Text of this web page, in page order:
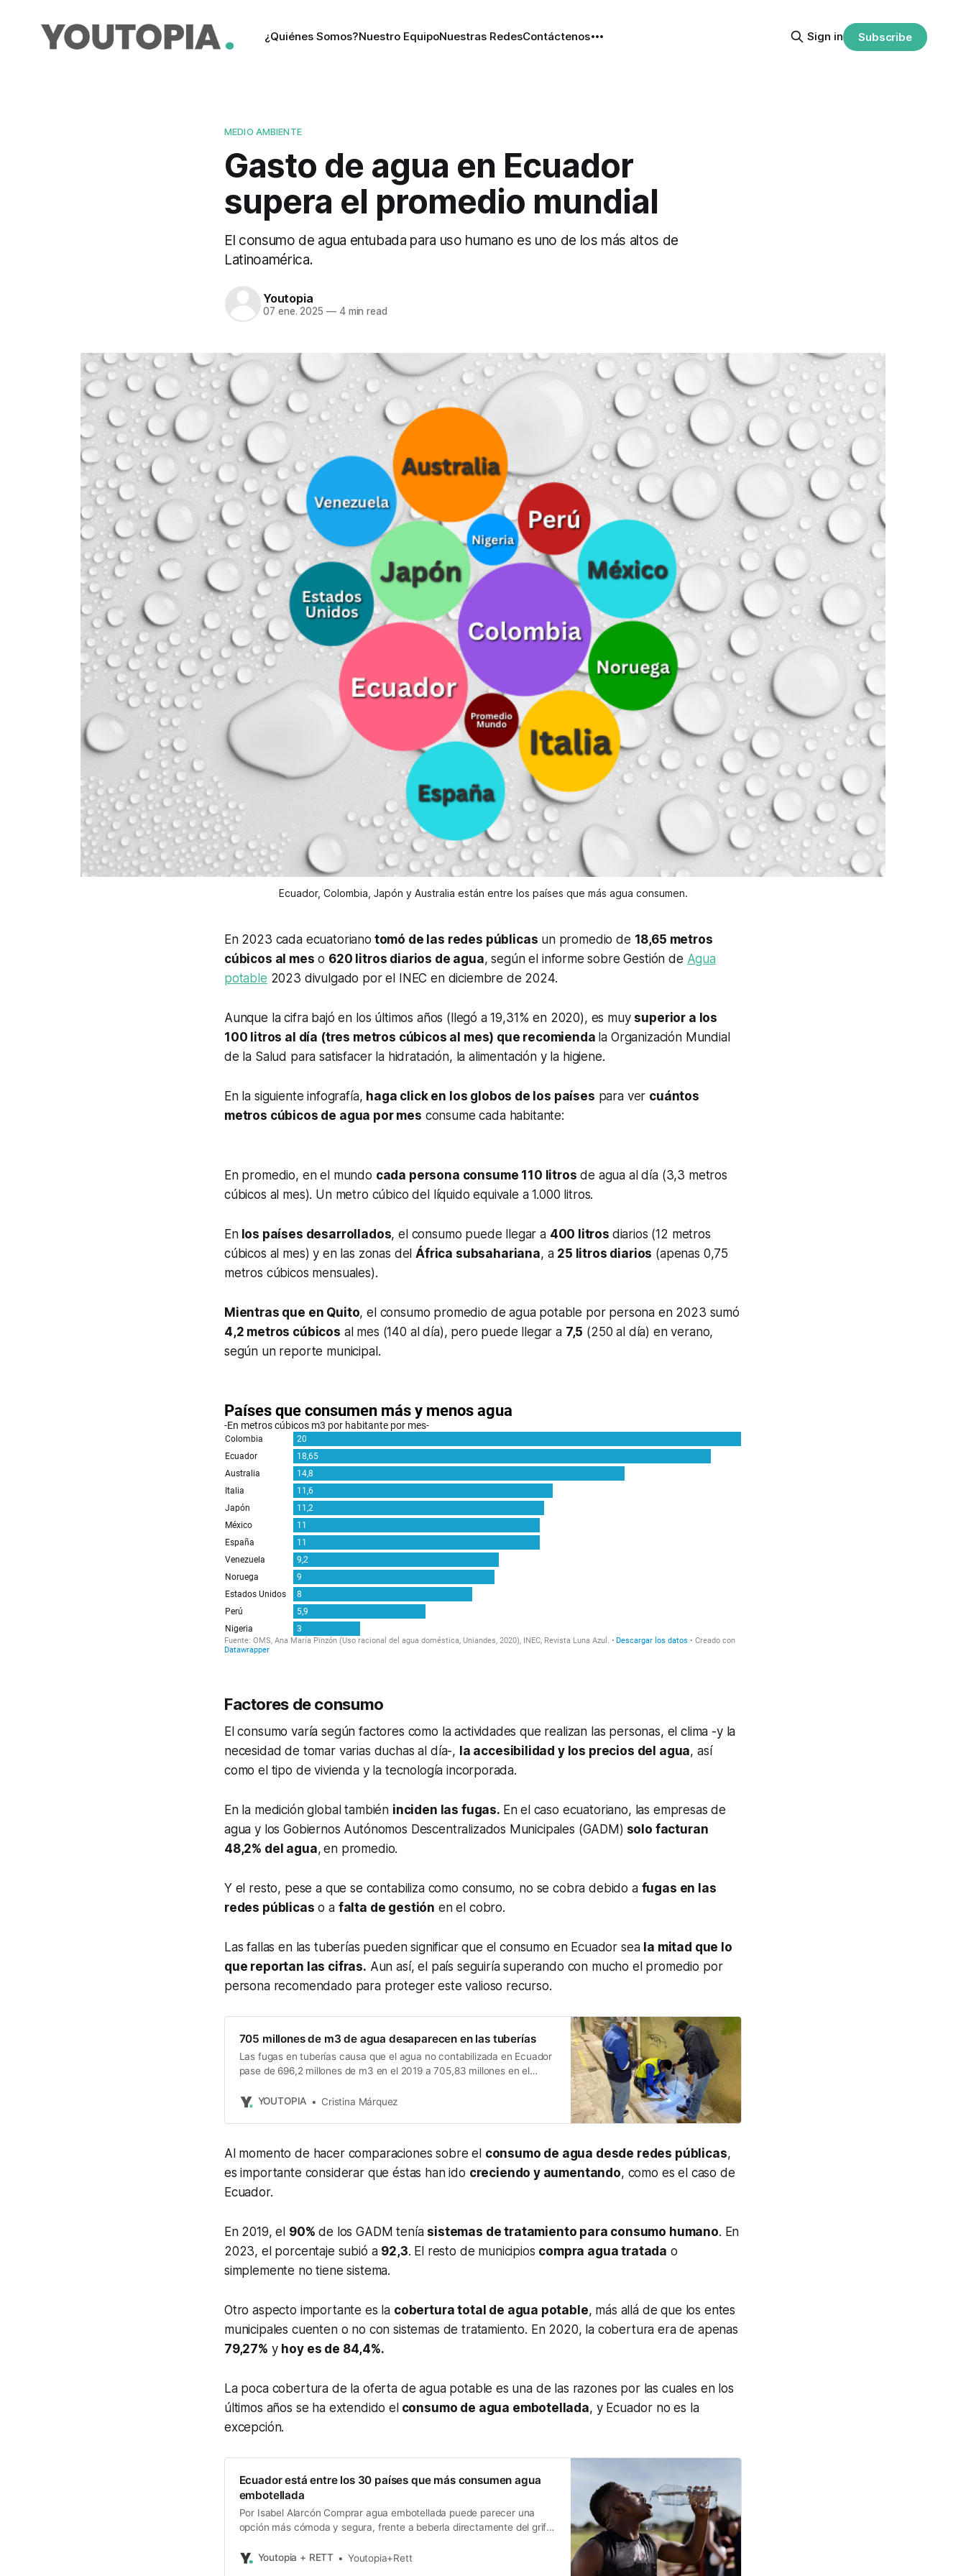
¿Quiénes Somos?Nuestro EquipoNuestras RedesContáctenos Sign in Subscribe
MEDIO AMBIENTE
Gasto de agua en Ecuador
supera el promedio mundial
El consumo de agua entubada para uso humano es uno de los más altos de
Latinoamérica.
Youtopia
07 ene. 2025 —4 min read
Ecuador, Colombia, Japón y Australia están entre los países que más agua consumen.
En 2023 cada ecuatoriano tomó de las redes públicas un promedio de 18,65 metros
cúbicos al mes o 620 litros diarios de agua, según el informe sobre Gestión de Agua
potable 2023 divulgado por el INEC en diciembre de 2024.
Aunque la cifra bajó en los últimos años (llegó a 19,31% en 2020), es muy superior a los
100 litros al día (tres metros cúbicos al mes) que recomienda la Organización Mundial
de la Salud para satisfacer la hidratación, la alimentación y la higiene.
En la siguiente infografía, haga click en los globos de los países para ver cuántos
metros cúbicos de agua por mes consume cada habitante:
En promedio, en el mundo cada persona consume 110 litros de agua al día (3,3 metros
cúbicos al mes). Un metro cúbico del líquido equivale a 1.000 litros.
Enlos países desarrollados, el consumo puede llegar a 400 litros diarios (12 metros
cúbicos al mes) y en las zonas delÁfrica subsahariana, a 25 litros diarios (apenas 0,75
metros cúbicos mensuales).
Mientras que en Quito, el consumo promedio de agua potable por persona en 2023 sumó
4,2 metros cúbicos al mes (140 al día), pero puede llegar a 7,5 (250 al día) en verano,
según un reporte municipal.
Factores de consumo
El consumo varía según factores como la actividades que realizan las personas, el clima -y la
necesidad de tomar varias duchas al día-, la accesibilidad y los precios del agua, así
como el tipo de vivienda y la tecnología incorporada.
En la medición global también inciden las fugas. En el caso ecuatoriano, las empresas de
agua y los Gobiernos Autónomos Descentralizados Municipales (GADM) solo facturan
48,2% del agua, en promedio.
Y el resto, pese a que se contabiliza como consumo, no se cobra debido a fugas en las
redes públicas o a falta de gestión en el cobro.
Las fallas en las tuberías pueden significar que el consumo en Ecuador sea la mitad que lo
que reportan las cifras. Aun así, el país seguiría superando con mucho el promedio por
persona recomendado para proteger este valioso recurso.
705 millones de m3 de agua desaparecen en las tuberías
Las fugas en tuberías causa que el agua no contabilizada en Ecuador
pase de 696,2 millones de m3 en el 2019 a 705,83 millones en el
YOUTOPIA
Cristina Márquez
Al momento de hacer comparaciones sobre el consumo de agua desde redes públicas,
es importante considerar que éstas han ido creciendo y aumentando, como es el caso de
Ecuador.
En 2019, el 90% de los GADM tenía sistemas de tratamiento para consumo humano. En
2023, el porcentaje subió a 92,3. El resto de municipios compra agua tratada o
simplemente no tiene sistema.
Otro aspecto importante es la cobertura total de agua potable, más allá de que los entes
municipales cuenten o no con sistemas de tratamiento. En 2020, la cobertura era de apenas
79,27% y hoy es de 84,4%.
La poca cobertura de la oferta de agua potable es una de las razones por las cuales en los
últimos años se ha extendido el consumo de agua embotellada, y Ecuador no es la
excepción.
Ecuador está entre los 30 países que más consumen agua
embotellada
Por Isabel Alarcón Comprar agua embotellada puede parecer una
opción más cómoda y segura, frente a beberla directamente del grifo.
(500 ml) cada año. Esta cifra, ha colocado a Ecuador en el puesto
Youtopia + RETT Youtopia+Rett